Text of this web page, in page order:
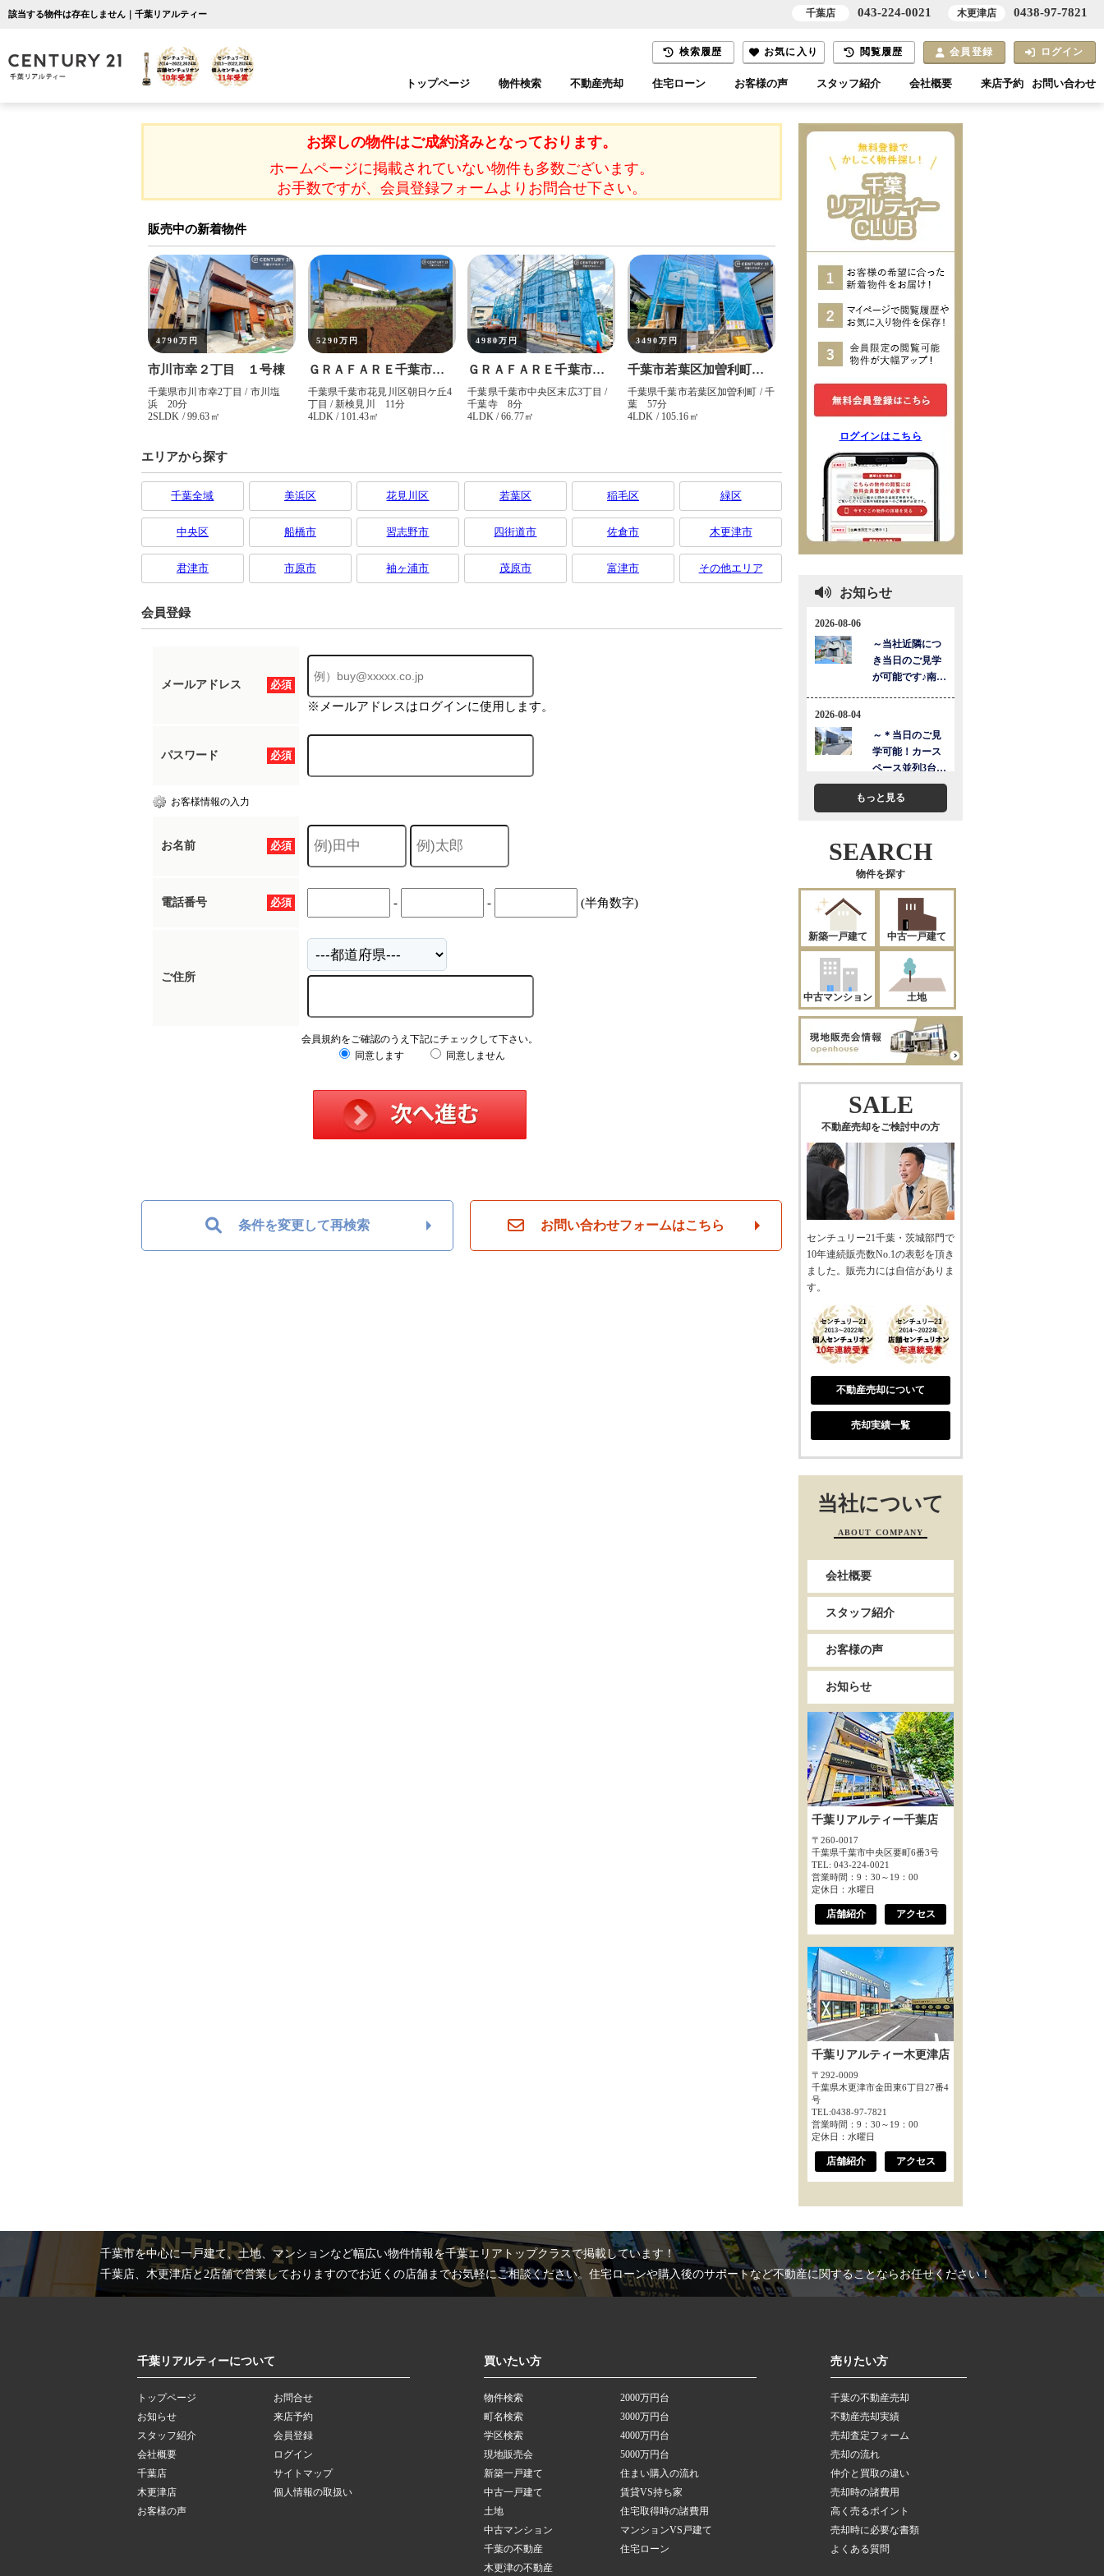
該当する物件は存在しません｜千葉リアルティー
検索履歴 お気に入り 閲覧履歴 会員登録 ログイン
トップページ 物件検索
千葉エリア 木更津エリア
不動産売却 住宅ローン お客様の声 スタッフ紹介 会社概要 来店予約 お問い合わせ
お探しの物件はご成約済みとなっております。
ホームページに掲載されていない物件も多数ございます。
お手数ですが、会員登録フォームよりお問合せ下さい。
エリアから探す
千葉全域 美浜区 花見川区 若葉区 稲毛区 緑区
中央区 船橋市 習志野市 四街道市 佐倉市 木更津市
君津市 市原市 袖ヶ浦市 茂原市 富津市 その他エリア
会員登録
必須
メールアドレス
※メールアドレスはログインに使用します。
必須
パスワード
お客様情報の入力
必須
お名前
必須
電話番号 - - (半角数字)
ご住所
会員規約をご確認のうえ下記にチェックして下さい。
同意します
同意しません
条件を変更して再検索 お問い合わせフォームはこちら
ログインはこちら
お知らせ
もっと見る
SEARCH
物件を探す
新築一戸建て 中古一戸建て
中古マンション 土地
SALE
不動産売却をご検討中の方
センチュリー21千葉・茨城部門で
10年連続販売数No.1の表彰を頂き
ました。販売力には自信がありま
す。
不動産売却について
売却実績一覧
当社について
ABOUT COMPANY
会社概要
スタッフ紹介
お客様の声
お知らせ
千葉リアルティー千葉店
〒260-0017
千葉県千葉市中央区要町6番3号
TEL: 043-224-0021
営業時間：9：30～19：00
定休日：水曜日
店舗紹介 アクセス
千葉リアルティー木更津店
〒292-0009
千葉県木更津市金田東6丁目27番4
号
TEL:0438-97-7821
営業時間：9：30～19：00
定休日：水曜日
店舗紹介 アクセス
千葉市を中心に一戸建て、土地、マンションなど幅広い物件情報を千葉エリアトップクラスで掲載しています！
千葉店、木更津店と2店舗で営業しておりますのでお近くの店舗までお気軽にご相談ください。住宅ローンや購入後のサポートなど不動産に関することならお任せください！
千葉リアルティーについて
トップページ
お知らせ
スタッフ紹介
会社概要
千葉店
木更津店
お客様の声
お問合せ
来店予約
会員登録
ログイン
サイトマップ
個人情報の取扱い
買いたい方
物件検索
町名検索
学区検索
現地販売会
新築一戸建て
中古一戸建て
土地
中古マンション
千葉の不動産
木更津の不動産
2000万円台
3000万円台
4000万円台
5000万円台
住まい購入の流れ
賃貸VS持ち家
住宅取得時の諸費用
マンションVS戸建て
住宅ローン
売りたい方
千葉の不動産売却
不動産売却実績
売却査定フォーム
売却の流れ
仲介と買取の違い
売却時の諸費用
高く売るポイント
売却時に必要な書類
よくある質問
千葉店 043-224-0021 木更津店 0438-97-7821